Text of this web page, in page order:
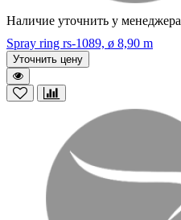
Наличие уточнить у менеджера
Spray ring rs-1089, ø 8,90 m
Уточнить цену